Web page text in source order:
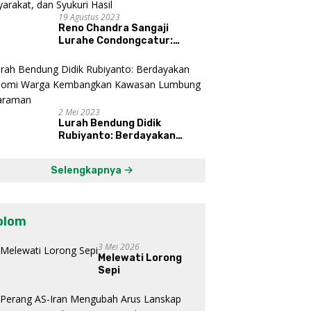
19 Agustus 2023
Reno Chandra Sangaji
Lurahe Condongcatur:
Proses, Dengarkan Suara
Masyarakat, dan Syukuri
Hasil
2 Mei 2023
Lurah Bendung Didik
Rubiyanto: Berdayakan
Mataraman
Selengkapnya
3 Mei 2026
Melewati Lorong
Sepi